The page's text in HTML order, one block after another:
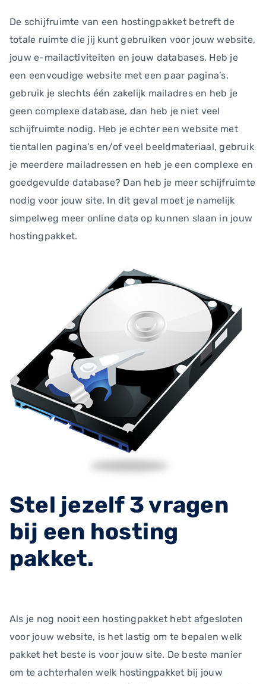
De schijfruimte van een hostingpakket betreft de
totale ruimte die jij kunt gebruiken voor jouw website,
jouw e-mailactiviteiten en jouw databases. Heb je
een eenvoudige website met een paar pagina’s,
gebruik je slechts één zakelijk mailadres en heb je
geen complexe database, dan heb je niet veel
schijfruimte nodig. Heb je echter een website met
tientallen pagina’s en/of veel beeldmateriaal, gebruik
je meerdere mailadressen en heb je een complexe en
goedgevulde database? Dan heb je meer schijfruimte
nodig voor jouw site. In dit geval moet je namelijk
simpelweg meer online data op kunnen slaan in jouw
hostingpakket.
Stel jezelf 3 vragen
bij een hosting
pakket.
Als je nog nooit een hostingpakket hebt afgesloten
voor jouw website, is het lastig om te bepalen welk
pakket het beste is voor jouw site. De beste manier
om te achterhalen welk hostingpakket bij jouw